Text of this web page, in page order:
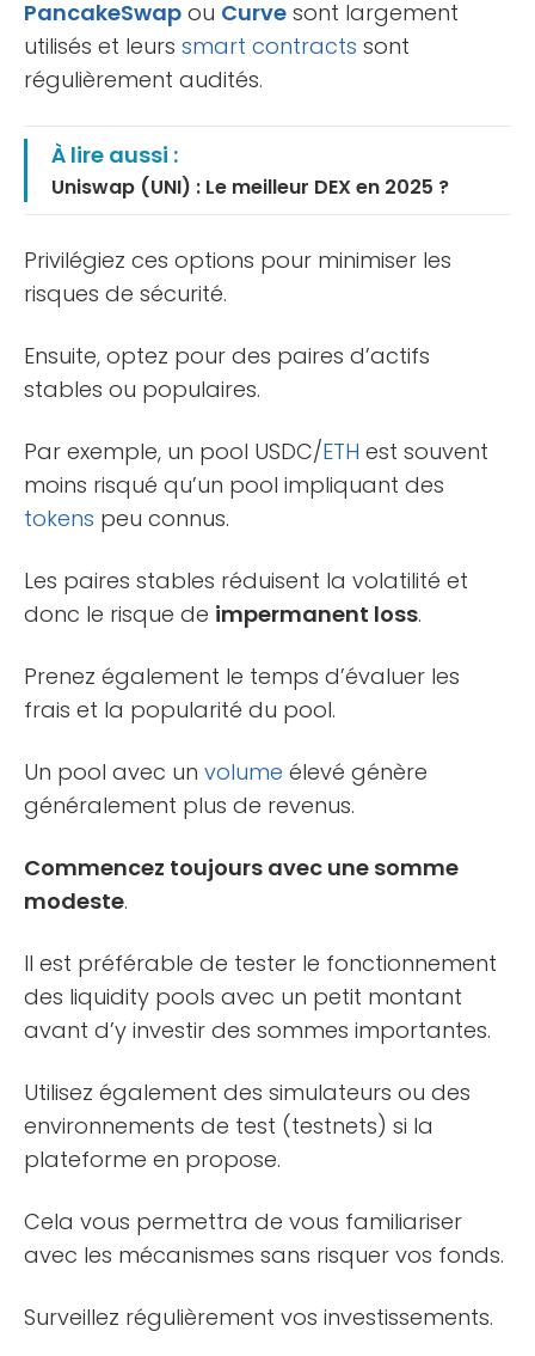
PancakeSwap ou Curve sont largement
utilisés et leurs smart contracts sont
régulièrement audités.
À lire aussi :
Uniswap (UNI) : Le meilleur DEX en 2025 ?
Privilégiez ces options pour minimiser les
risques de sécurité.
Ensuite, optez pour des paires d’actifs
stables ou populaires.
Par exemple, un pool USDC/ETH est souvent
moins risqué qu’un pool impliquant des
tokens peu connus.
Les paires stables réduisent la volatilité et
donc le risque de impermanent loss.
Prenez également le temps d’évaluer les
frais et la popularité du pool.
Un pool avec un volume élevé génère
généralement plus de revenus.
Commencez toujours avec une somme
modeste.
Il est préférable de tester le fonctionnement
des liquidity pools avec un petit montant
avant d’y investir des sommes importantes.
Utilisez également des simulateurs ou des
environnements de test (testnets) si la
plateforme en propose.
Cela vous permettra de vous familiariser
avec les mécanismes sans risquer vos fonds.
Surveillez régulièrement vos investissements.